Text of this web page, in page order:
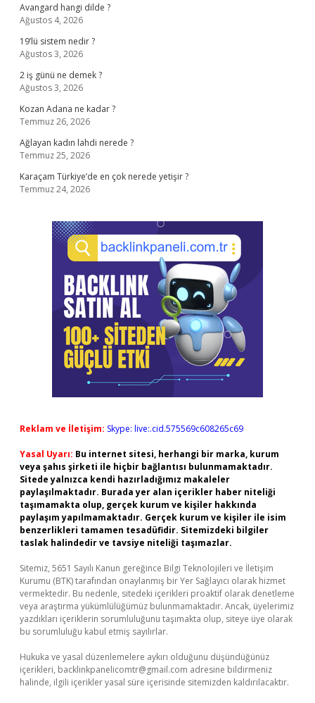
Avangard hangi dilde ?
Ağustos 4, 2026
19’lü sistem nedir ?
Ağustos 3, 2026
2 iş günü ne demek ?
Ağustos 3, 2026
Kozan Adana ne kadar ?
Temmuz 26, 2026
Ağlayan kadın lahdi nerede ?
Temmuz 25, 2026
Karaçam Türkiye’de en çok nerede yetişir ?
Temmuz 24, 2026
Reklam ve İletişim: Skype: live:.cid.575569c608265c69
Yasal Uyarı: Bu internet sitesi, herhangi bir marka, kurum
veya şahıs şirketi ile hiçbir bağlantısı bulunmamaktadır.
Sitede yalnızca kendi hazırladığımız makaleler
paylaşılmaktadır. Burada yer alan içerikler haber niteliği
taşımamakta olup, gerçek kurum ve kişiler hakkında
paylaşım yapılmamaktadır. Gerçek kurum ve kişiler ile isim
benzerlikleri tamamen tesadüfidir. Sitemizdeki bilgiler
taslak halindedir ve tavsiye niteliği taşımazlar.
Sitemiz, 5651 Sayılı Kanun gereğince Bilgi Teknolojileri ve İletişim
Kurumu (BTK) tarafından onaylanmış bir Yer Sağlayıcı olarak hizmet
vermektedir. Bu nedenle, sitedeki içerikleri proaktif olarak denetleme
veya araştırma yükümlülüğümüz bulunmamaktadır. Ancak, üyelerimiz
yazdıkları içeriklerin sorumluluğunu taşımakta olup, siteye üye olarak
bu sorumluluğu kabul etmiş sayılırlar.
Hukuka ve yasal düzenlemelere aykırı olduğunu düşündüğünüz
içerikleri, backlinkpanelicomtr@gmail.com adresine bildirmeniz
halinde, ilgili içerikler yasal süre içerisinde sitemizden kaldırılacaktır.